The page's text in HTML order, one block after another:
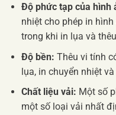
Độ phức tạp của hình
nhiệt cho phép in
trong khi in lụa và
Độ bền: Thêu vi tính
lụa, in chuyển nhiệt
Chất liệu vải: Một số
một số loại vải nhất